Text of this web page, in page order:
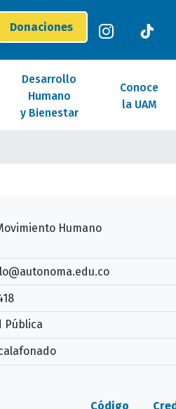
Donaciones
Desarrollo
Humano
y Bienestar
Conoce
la UAM
Humano
Pública
Código